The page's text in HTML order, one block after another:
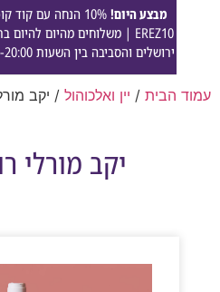
מבצע היום!
10% הנחה עם קוד קופון
EREZ10 | משלוחים מהיום להיום ברחבי
ירושלים והסביבה בין השעות 9:00-20:00
/יין ואלכוהול/ יקב מורלי רוזה 2023
יקב מורלי רוזה 2023